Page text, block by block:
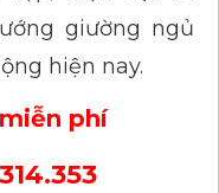
giường ngủ
hiện nay.
phí